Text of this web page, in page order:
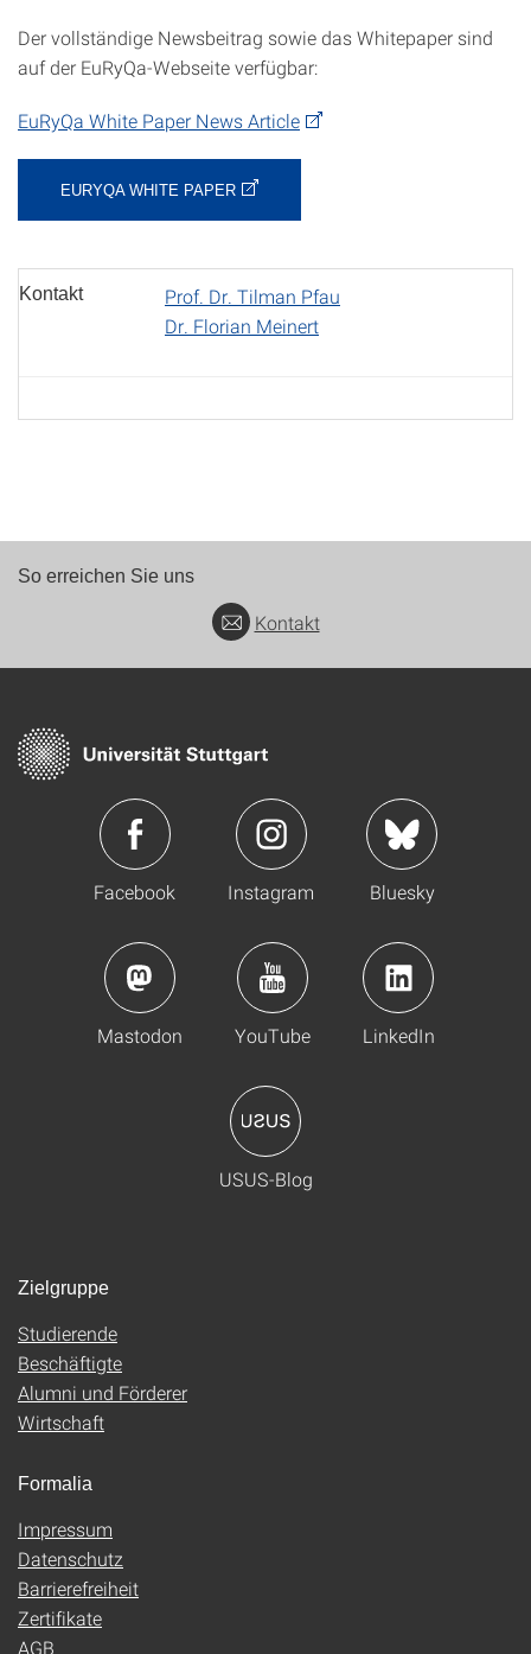
Der vollständige Newsbeitrag sowie das Whitepaper sind
auf der EuRyQa-Webseite verfügbar:
EuRyQa White Paper News Article
EURYQA WHITE PAPER
Kontakt
Prof. Dr. Tilman Pfau
Dr. Florian Meinert
So erreichen Sie uns
Kontakt
Facebook Instagram Bluesky
Mastodon YouTube LinkedIn
USUS-Blog
Zielgruppe
Studierende
Beschäftigte
Alumni und Förderer
Wirtschaft
Formalia
Impressum
Datenschutz
Barrierefreiheit
Zertifikate
AGB